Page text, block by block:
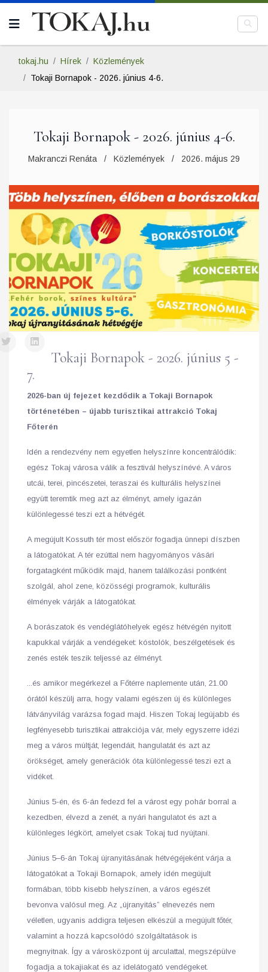
tokaj.hu Hírek
Közlemények
Tokaji Bornapok - 2026. június 4-6.
Tokaji Bornapok - 2026. június 4-6.
Makranczi Renáta Közlemények 2026. május 29
Tokaji Bornapok - 2026. június 5 -
7.
2026-ban új fejezet kezdődik a Tokaji Bornapok
történetében – újabb turisztikai attrakció Tokaj
Főterén
Idén a rendezvény nem egyetlen helyszínre koncentrálódik:
egész Tokaj városa válik a fesztivál helyszínévé. A város
utcái, terei, pincészetei, teraszai és kulturális helyszínei
együtt teremtik meg azt az élményt, amely igazán
különlegessé teszi ezt a hétvégét.
A megújult Kossuth tér most először fogadja ünnepi díszben
a látogatókat. A tér ezúttal nem hagyományos vásári
forgatagként működik majd, hanem találkozási pontként
szolgál, ahol zene, közösségi programok, kulturális
élmények várják a látogatókat.
A borászatok és vendéglátóhelyek egész hétvégén nyitott
kapukkal várják a vendégeket: kóstolók, beszélgetések és
zenés esték teszik teljessé az élményt.
...és amikor megérkezel a Főtérre naplemente után, 21.00
órától készülj arra, hogy valami egészen új és különleges
látványvilág varázsa fogad majd. Hiszen Tokaj legújabb és
legfényesebb turisztikai attrakciója vár, mely egyszerre idézi
meg a város múltját, legendáit, hangulatát és azt az
örökséget, amely generációk óta különlegessé teszi ezt a
vidéket.
Június 5-én, és 6-án fedezd fel a várost egy pohár borral a
kezedben, élvezd a zenét, a nyári hangulatot és azt a
különleges légkört, amelyet csak Tokaj tud nyújtani.
Június 5–6-án Tokaj újranyitásának hétvégéjeként várja a
látogatókat a Tokaji Bornapok, amely idén megújult
formában, több kisebb helyszínen, a város egészét
bevonva valósul meg. Az „újranyitás” elnevezés nem
véletlen, ugyanis addigra teljesen elkészül a megújult főtér,
valamint a hozzá kapcsolódó szolgáltatások is
megnyitnak. Így a városközpont új arculattal, megszépülve
fogadja a tokajiakat és az idelátogató vendégeket.